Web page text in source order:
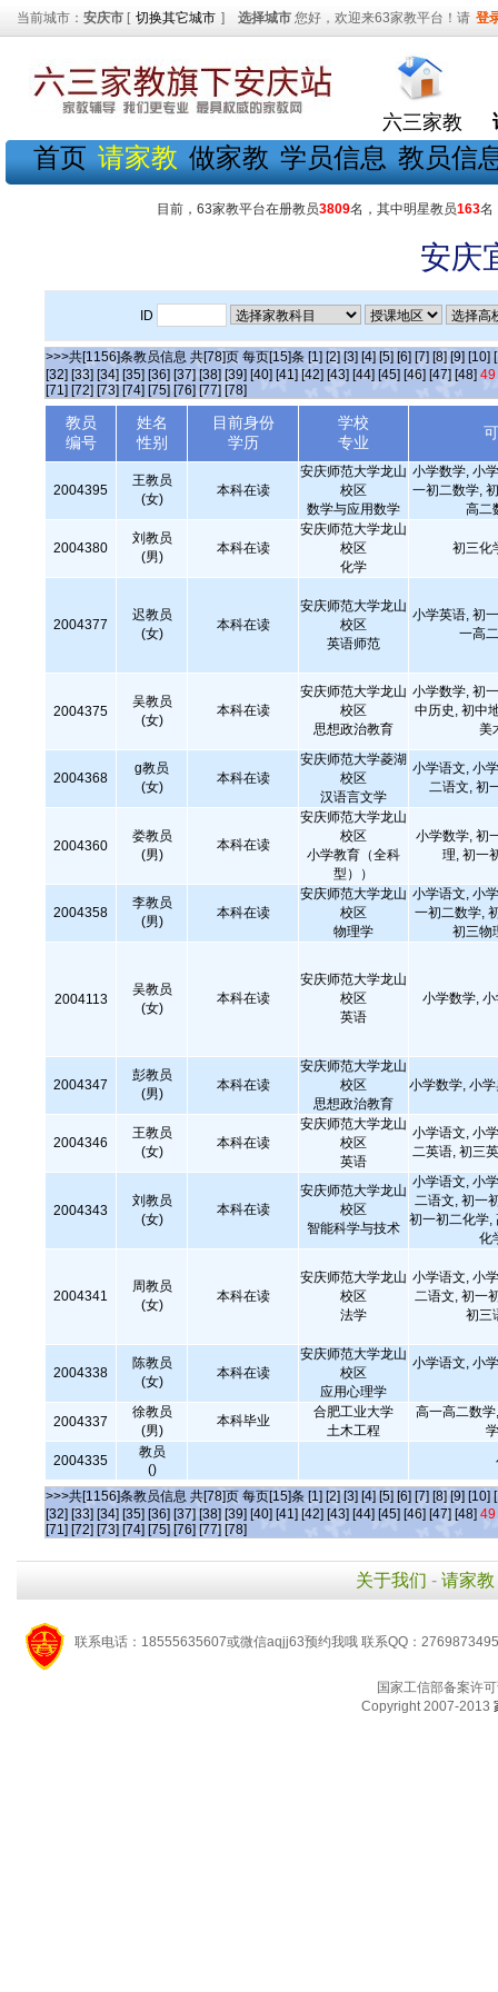
当前城市： 安庆市 [ 切换其它城市 ] 选择城市 您好，欢迎来63家教平台！请 登
六三家教
首页 请家教 做家教 学员信息 教员信
目前，63家教平台在册教员3809名，其中明星教员163名
安庆
ID
>>>共[1156]条教员信息 共[78]页 每页[15]条 [1] [2] [3] [4] [5] [6] [7] [8] [9] [10]
[32] [33] [34] [35] [36] [37] [38] [39] [40] [41] [42] [43] [44] [45] [46] [47] [48] 49
[71] [72] [73] [74] [75] [76] [77] [78]
教员
编号
姓名
性别
目前身份
学历
学校
专业
2004395
王教员
(女)
本科在读
安庆师范大学龙山
校区
数学与应用数学
小学数学, 小
一初二数学,
高二
2004380
刘教员
(男)
本科在读
安庆师范大学龙山
校区
化学
初三化
2004377
迟教员
(女)
本科在读
安庆师范大学龙山
校区
英语师范
小学英语, 初
一高
2004375
吴教员
(女)
本科在读
安庆师范大学龙山
校区
思想政治教育
小学数学, 初
中历史, 初中
美
2004368
g教员
(女)
本科在读
安庆师范大学菱湖
校区
汉语言文学
小学语文, 小
二语文, 初
2004360
娄教员
(男)
本科在读
安庆师范大学龙山
校区
小学教育（全科
型））
小学数学, 初
理, 初一
2004358
李教员
(男)
本科在读
安庆师范大学龙山
校区
物理学
小学语文, 小
一初二数学,
初三物
2004113
吴教员
(女)
本科在读
安庆师范大学龙山
校区
英语
小学数学,
2004347
彭教员
(男)
本科在读
安庆师范大学龙山
校区
思想政治教育
小学数学, 小
2004346
王教员
(女)
本科在读
安庆师范大学龙山
校区
英语
小学语文, 小
二英语, 初三
2004343
刘教员
(女)
本科在读
安庆师范大学龙山
校区
智能科学与技术
小学语文, 小
二语文, 初一
初一初二化学,
化
2004341
周教员
(女)
本科在读
安庆师范大学龙山
校区
法学
小学语文, 小
二语文, 初一
初三
2004338
陈教员
(女)
本科在读
安庆师范大学龙山
校区
应用心理学
小学语文, 小
2004337
徐教员
(男)
本科毕业
合肥工业大学
土木工程
高一高二数
2004335
教员
()
>>>共[1156]条教员信息 共[78]页 每页[15]条 [1] [2] [3] [4] [5] [6] [7] [8] [9] [10]
[32] [33] [34] [35] [36] [37] [38] [39] [40] [41] [42] [43] [44] [45] [46] [47] [48] 49
[71] [72] [73] [74] [75] [76] [77] [78]
关于我们 - 请家教
联系电话：18555635607或微信aqjj63预约我哦 联系QQ：
国家工信部备案许
Copyright 2007-2013